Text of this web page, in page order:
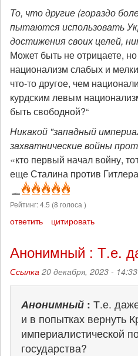
То, что другие (гораздо
пытаются использовать
достижения своих целей,
Может быть не отрицаете,
национализм слабых и
что-то другое, чем
курдским левым
быть свободной?“
Никакой "западный
захватнические войны
«кто первый начал войну,
еще Сталина против
Рейтинг:4.5 (8 голоса )
ответить цитировать
Анонимный : Т.е.
Ссылка 20 декабря, 2023 -
Анонимный: Т.е.
и в попытках вернуть
империалистической
государства?